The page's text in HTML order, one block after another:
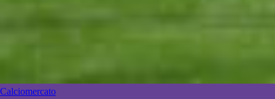
Calciomercato